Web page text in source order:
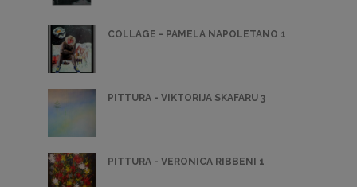
COLLAGE - PAMELA NAPOLETANO 1
PITTURA - VIKTORIJA SKAFARU 3
PITTURA - VERONICA RIBBENI 1